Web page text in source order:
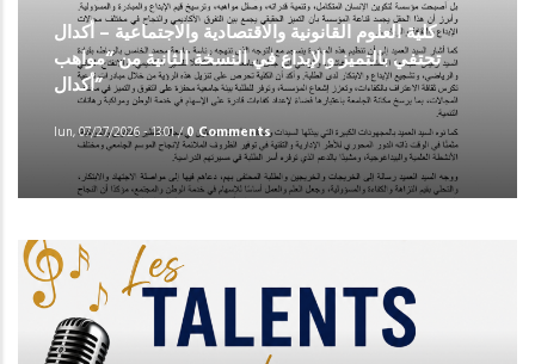
كلية العلوم القانونية والاقتصادية والاجتماعية – أكدال
تحتفي بالتميز والإبداع في النسخة الثانية من “مواهب
أكدال”
lun, 07/27/2026 - 13:01/0 Comments